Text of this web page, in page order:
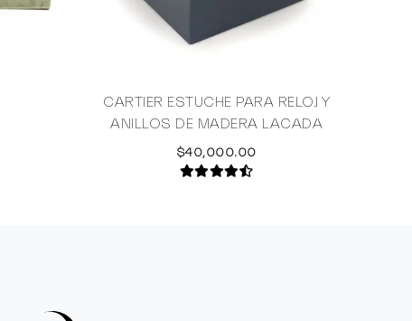
CARTIER ESTUCHE PARA RELOJ Y
ANILLOS DE MADERA LACADA
$40,000.00